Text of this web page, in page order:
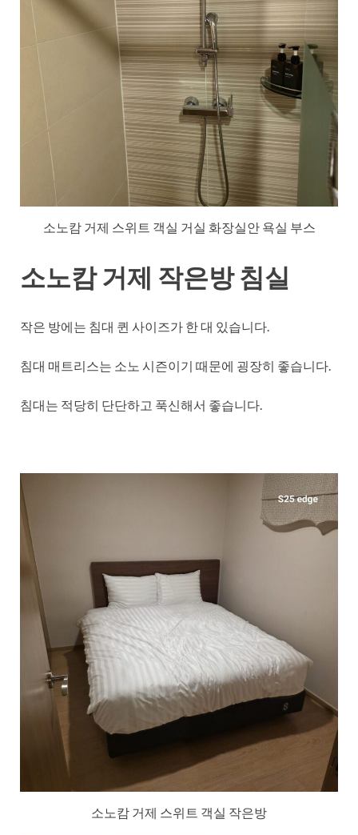
소노캄 거제 스위트 객실 거실 화장실안 욕실 부스
소노캄 거제 작은방 침실
작은 방에는 침대 퀸 사이즈가 한 대 있습니다.
침대 매트리스는 소노 시즌이기 때문에 굉장히 좋습니다.
침대는 적당히 단단하고 푹신해서 좋습니다.
소노캄 거제 스위트 객실 작은방